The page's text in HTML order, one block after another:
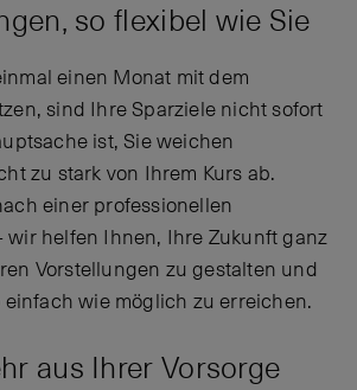
so flexibel wie Sie
einen Monat mit dem
sind Ihre Sparziele nicht sofort
ist, Sie weichen
zu stark von Ihrem Kurs ab.
einer professionellen
wir helfen Ihnen, Ihre Zukunft ganz
Vorstellungen zu gestalten und
einfach wie möglich zu erreichen.
aus Ihrer Vorsorge